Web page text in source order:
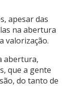
apesar das
na abertura
valorização.
abertura,
que a gente
do tanto de